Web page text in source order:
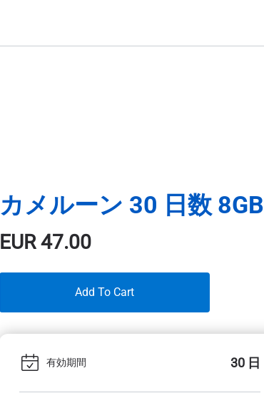
カメルーン 30 日数 8GB
EUR47.00
Add To Cart
有効期間 30 日